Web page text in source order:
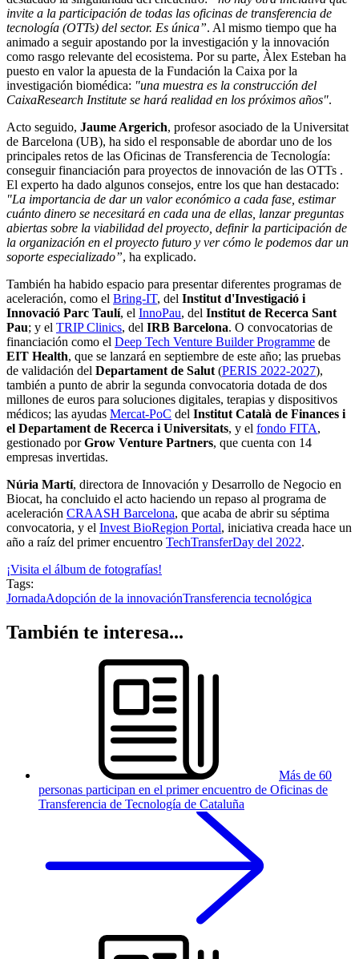
invite a la participación de todas las oficinas de transferencia de
tecnología (OTTs) del sector. Es única”. Al mismo tiempo que ha
animado a seguir apostando por la investigación y la innovación
como rasgo relevante del ecosistema. Por su parte, Àlex Esteban ha
puesto en valor la apuesta de la Fundación la Caixa por la
investigación biomédica: "una muestra es la construcción del
CaixaResearch Institute se hará realidad en los próximos años".
Acto seguido, Jaume Argerich, profesor asociado de la Universitat
de Barcelona (UB), ha sido el responsable de abordar uno de los
principales retos de las Oficinas de Transferencia de Tecnología:
conseguir financiación para proyectos de innovación de las OTTs .
El experto ha dado algunos consejos, entre los que han destacado:
"La importancia de dar un valor económico a cada fase, estimar
cuánto dinero se necesitará en cada una de ellas, lanzar preguntas
abiertas sobre la viabilidad del proyecto, definir la participación de
la organización en el proyecto futuro y ver cómo le podemos dar un
soporte especializado”, ha explicado.
También ha habido espacio para presentar diferentes programas de
aceleración, como el Bring-IT, del Institut d'Investigació i
Innovació Parc Taulí, el InnoPau, del Institut de Recerca Sant
Pau; y el TRIP Clinics, del IRB Barcelona. O convocatorias de
financiación como el Deep Tech Venture Builder Programme de
EIT Health, que se lanzará en septiembre de este año; las pruebas
de validación del Departament de Salut (PERIS 2022-2027),
también a punto de abrir la segunda convocatoria dotada de dos
millones de euros para soluciones digitales, terapias y dispositivos
médicos; las ayudas Mercat-PoC del Institut Català de Finances i
el Departament de Recerca i Universitats, y el fondo FITA,
gestionado porGrow Venture Partners, que cuenta con 14
empresas invertidas.
Núria Martí, directora de Innovación y Desarrollo de Negocio en
Biocat, ha concluido el acto haciendo un repaso al programa de
aceleración CRAASH Barcelona, que acaba de abrir su séptima
convocatoria, y el Invest BioRegion Portal, iniciativa creada hace un
año a raíz del primer encuentro TechTransferDay del 2022.
¡Visita el álbum de fotografías!
Tags:
JornadaAdopción de la innovaciónTransferencia tecnológica
También te interesa...
Más de 60
personas participan en el primer encuentro de Oficinas de
Transferencia de Tecnología de Cataluña